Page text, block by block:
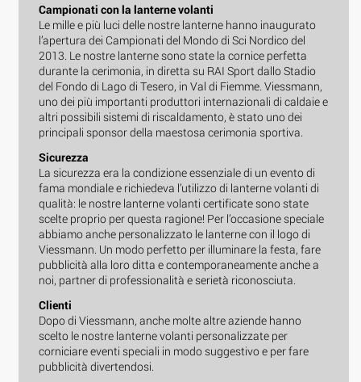
Campionati con la lanterne volanti
Le mille e più luci delle nostre lanterne hanno inaugurato
l’apertura dei Campionati del Mondo di Sci Nordico del
2013. Le nostre lanterne sono state la cornice perfetta
durante la cerimonia, in diretta su RAI Sport dallo Stadio
del Fondo di Lago di Tesero, in Val di Fiemme. Viessmann,
uno dei più importanti produttori internazionali di caldaie e
altri possibili sistemi di riscaldamento, è stato uno dei
principali sponsor della maestosa cerimonia sportiva.
Sicurezza
La sicurezza era la condizione essenziale di un evento di
fama mondiale e richiedeva l’utilizzo di lanterne volanti di
qualità: le nostre lanterne volanti certificate sono state
scelte proprio per questa ragione! Per l’occasione speciale
abbiamo anche personalizzato le lanterne con il logo di
Viessmann. Un modo perfetto per illuminare la festa, fare
pubblicità alla loro ditta e contemporaneamente anche a
noi, partner di professionalità e serietà riconosciuta.
Clienti
Dopo di Viessmann, anche molte altre aziende hanno
scelto le nostre lanterne volanti personalizzate per
corniciare eventi speciali in modo suggestivo e per fare
pubblicità divertendosi.